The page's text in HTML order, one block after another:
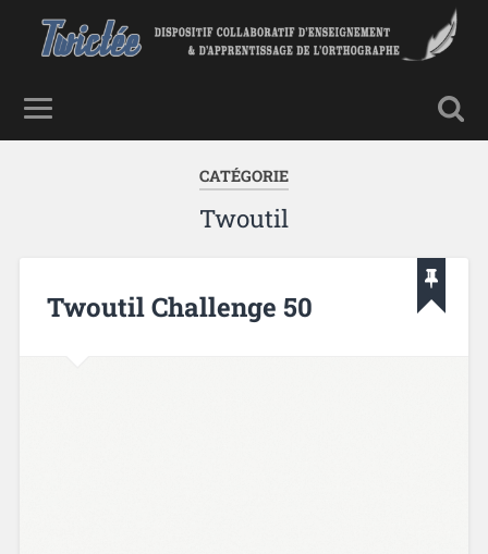
CATÉGORIE
Twoutil
Twoutil Challenge 50